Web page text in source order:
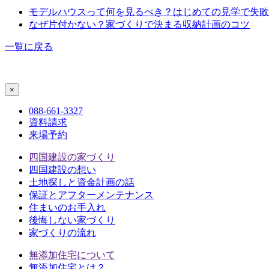
モデルハウスって何を見るべき？はじめての見学で失
なぜ片付かない？家づくりで決まる収納計画のコツ
一覧に戻る
088-661-3327
資料請求
来場予約
四国建設の家づくり
四国建設の想い
土地探しと資金計画の話
保証とアフターメンテナンス
住まいのお手入れ
後悔しない家づくり
家づくりの流れ
無添加住宅について